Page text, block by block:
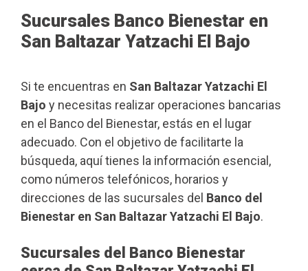
Sucursales Banco Bienestar en
San Baltazar Yatzachi El Bajo
Si te encuentras en San Baltazar Yatzachi El
Bajo y necesitas realizar operaciones bancarias
en el Banco del Bienestar, estás en el lugar
adecuado. Con el objetivo de facilitarte la
búsqueda, aquí tienes la información esencial,
como números telefónicos, horarios y
direcciones de las sucursales del Banco del
Bienestar en San Baltazar Yatzachi El Bajo.
Sucursales del Banco Bienestar